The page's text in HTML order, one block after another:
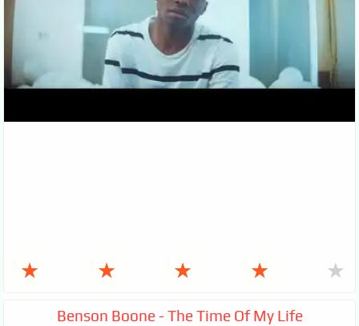
★ ★ ★ ★ ★
Benson Boone - The Time Of My Life